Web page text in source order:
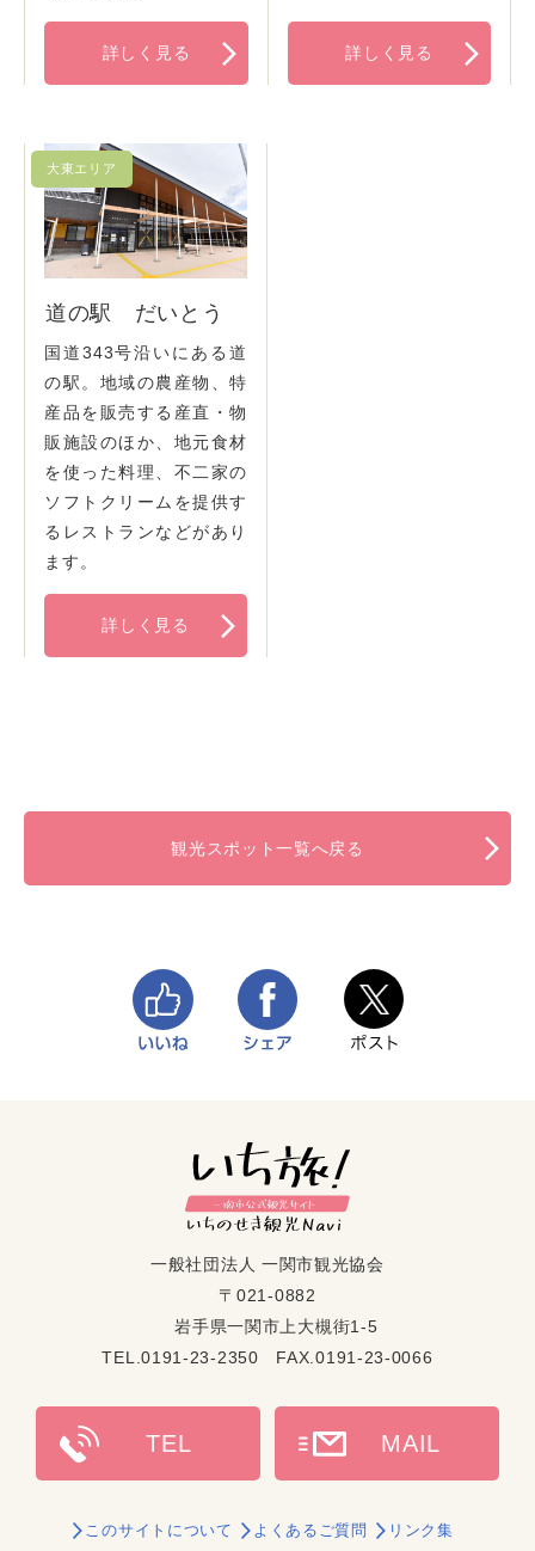
詳しく見る 詳しく見る
道の駅 だいとう
国道343号沿いにある道
の駅。地域の農産物、特
産品を販売する産直・物
販施設のほか、地元食材
を使った料理、不二家の
ソフトクリームを提供す
るレストランなどがあり
ます。
詳しく見る
観光スポット一覧へ戻る
一般社団法人 一関市観光協会
〒021-0882
岩手県一関市上大槻街1-5
TEL.0191-23-2350 FAX.0191-23-0066
このサイトについて よくあるご質問 リンク集